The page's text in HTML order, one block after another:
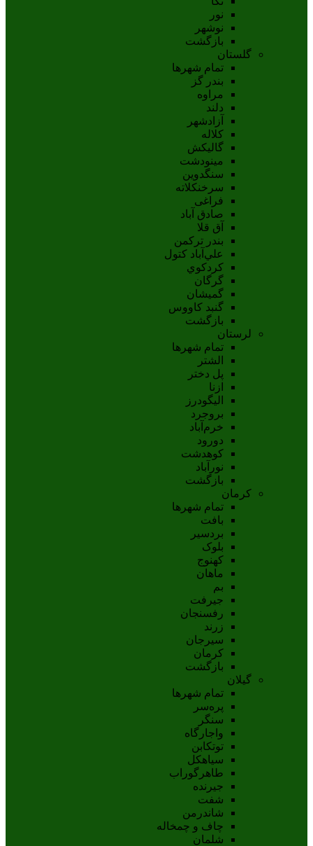
نور
نوشهر
بازگشت
گلستان
تمام شهر‌ها
بندر گز
مراوه
دلند
آزادشهر
کلاله
گالیکش
مینودشت
سنگدوین
سرخنکلاته
فراغی
صادق آباد
آق قلا
بندر ترکمن
علي‌آباد کتول
کردکوي
گرگان
گميشان
گنبد کاووس
بازگشت
لرستان
تمام شهر‌ها
الشتر
پل دختر
ازنا
اليگودرز
بروجرد
خرم‌آباد
دورود
کوهدشت
نورآباد
بازگشت
کرمان
تمام شهر‌ها
بافت
بردسیر
بلوک
کهنوج
ماهان
بم
جيرفت
رفسنجان
زرند
سيرجان
کرمان
بازگشت
گیلان
تمام شهر‌ها
پره‌سر
سنگر
واجارگاه
توتکابن
سیاهکل
طاهرگوراب
جیرنده
شفت
شاندرمن
چاف و چمخاله
شلمان